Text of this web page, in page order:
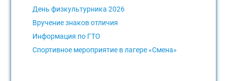
День физкультурника 2026
Вручение знаков отличия
Информация по ГТО
Спортивное мероприятие в лагере «Смена»